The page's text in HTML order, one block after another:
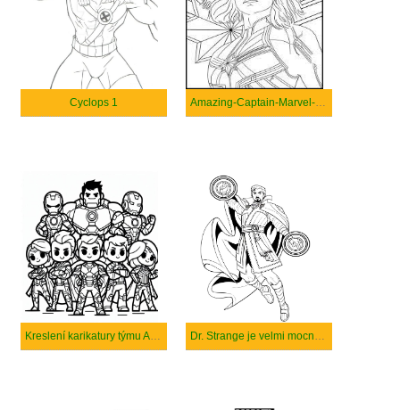
Cyclops 1 Amazing-Captain-Marvel-coloring
Kreslení karikatury týmu Avengers Dr. Strange je velmi mocný čaroděj.